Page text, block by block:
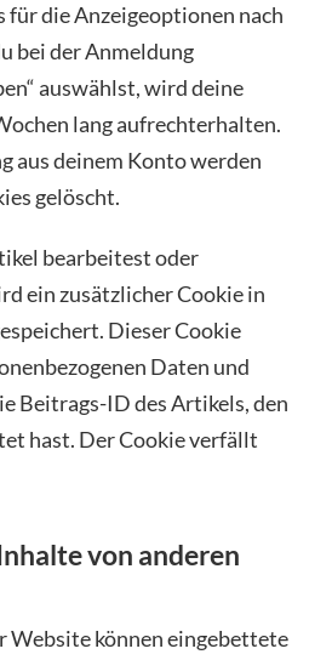
für die Anzeigeoptionen nach
bei der Anmeldung
auswählst, wird deine
lang aufrechterhalten.
aus deinem Konto werden
gelöscht.
bearbeitest oder
ein zusätzlicher Cookie in
Dieser Cookie
Daten und
Beitrags-ID des Artikels, den
hast. Der Cookie verfällt
von anderen
Website können eingebettete